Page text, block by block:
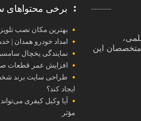
این
برخی محتواهای
بهترین مکان نصب
امداد خودرو همدان |
نمایندگی یخچال سامسونگ
افزایش عمر قطعات
طراحی سایت برند
ایجاد کند؟
آیا وکیل کیفری
مؤثر